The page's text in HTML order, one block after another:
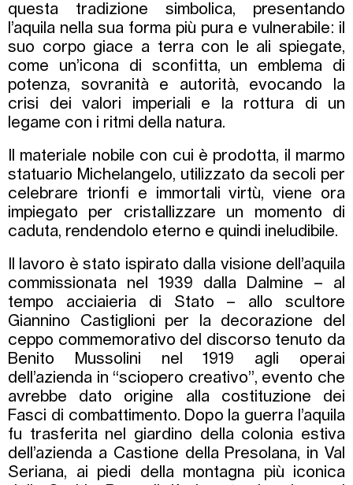
questa tradizione simbolica, presentando
l’aquila nella sua forma più pura e vulnerabile: il
suo corpo giace a terra con le ali spiegate,
come un’icona di sconfitta, un emblema di
potenza, sovranità e autorità, evocando la
crisi dei valori imperiali e la rottura di un
legame con i ritmi della natura.
Il materiale nobile con cui è prodotta, il marmo
statuario Michelangelo, utilizzato da secoli per
celebrare trionfi e immortali virtù, viene ora
impiegato per cristallizzare un momento di
caduta, rendendolo eterno e quindi ineludibile.
Il lavoro è stato ispirato dalla visione dell’aquila
commissionata nel 1939 dalla Dalmine – al
tempo acciaieria di Stato – allo scultore
Giannino Castiglioni per la decorazione del
ceppo commemorativo del discorso tenuto da
Benito Mussolini nel 1919 agli operai
dell’azienda in “sciopero creativo”, evento che
avrebbe dato origine alla costituzione dei
Fasci di combattimento. Dopo la guerra l’aquila
fu trasferita nel giardino della colonia estiva
dell’azienda a Castione della Presolana, in Val
Seriana, ai piedi della montagna più iconica